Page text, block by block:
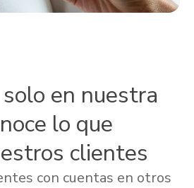
en nuestra
lo que
clientes
con cuentas en otros